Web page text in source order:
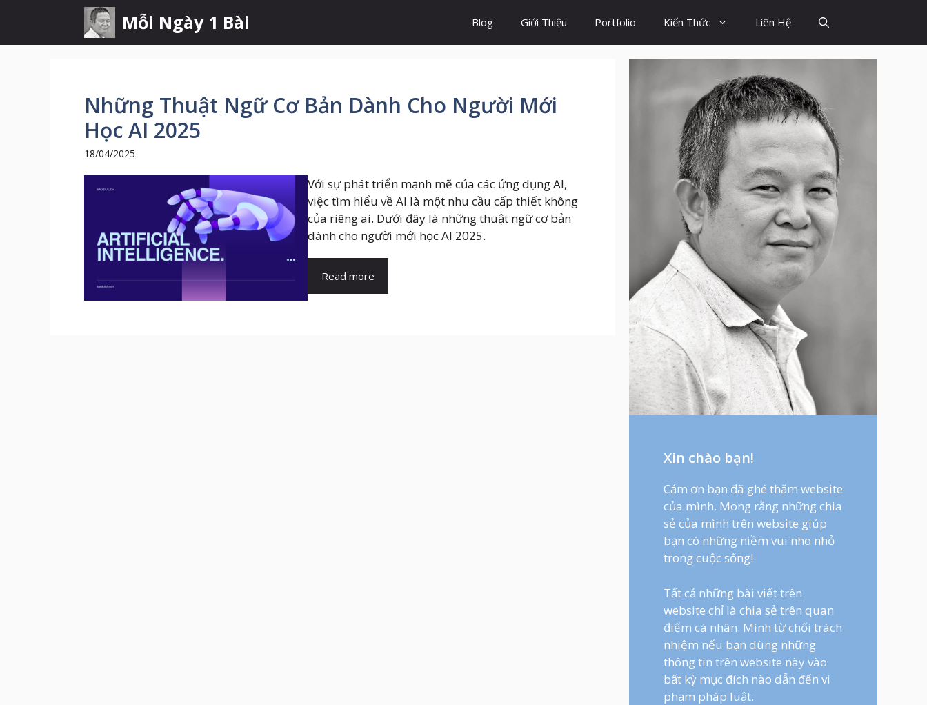
nội
Mỗi Ngày 1 Bài Blog Giới Thiệu Portfolio Kiến Thức Liên Hệ
Những Thuật Ngữ Cơ Bản Dành Cho Người Mới
Học AI 2025
18/04/2025
Với sự phát triển mạnh mẽ của các ứng dụng AI,
việc tìm hiểu về AI là một nhu cầu cấp thiết không
của riêng ai. Dưới đây là những thuật ngữ cơ bản
dành cho người mới học AI 2025.
Read more
Xin chào bạn!
Cảm ơn bạn đã ghé thăm website
của mình. Mong rằng những chia
sẻ của mình trên website giúp
bạn có những niềm vui nho nhỏ
trong cuộc sống!
Tất cả những bài viết trên
website chỉ là chia sẻ trên quan
điểm cá nhân. Mình từ chối trách
nhiệm nếu bạn dùng những
thông tin trên website này vào
bất kỳ mục đích nào dẫn đến vi
phạm pháp luật.